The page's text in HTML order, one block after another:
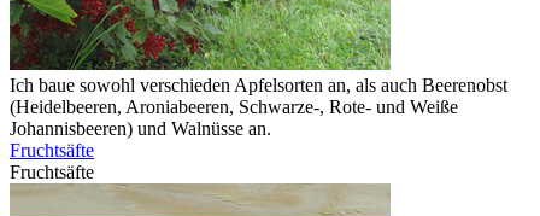
Ich baue sowohl verschieden Apfelsorten an, als auch Beerenobst
(Heidelbeeren, Aroniabeeren, Schwarze-, Rote- und Weiße
Johannisbeeren) und Walnüsse an.
Fruchtsäfte
Fruchtsäfte